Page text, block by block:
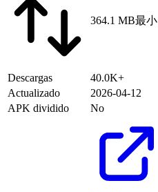
364.1 MB最小
Descargas 40.0K+
Actualizado
2026-04-12
APK dividido
No